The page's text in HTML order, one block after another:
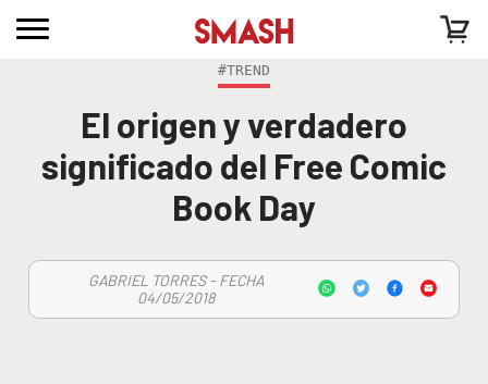
#TREND
El origen y verdadero
significado del Free Comic
Book Day
GABRIEL TORRES - FECHA
04/05/2018